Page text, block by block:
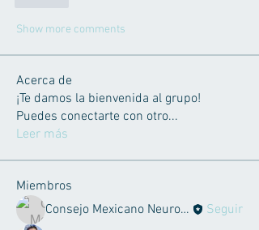
Show more comments
Acerca de
¡Te damos la bienvenida al grupo!
Puedes conectarte con otro...
Leer más
Miembros
Consejo Mexicano Neurociencias
Seguir